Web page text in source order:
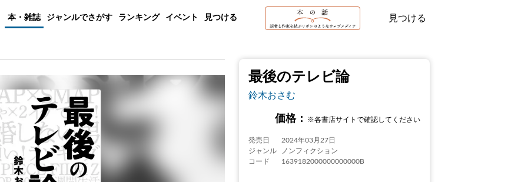
本・雑誌 ジャンルでさがす ランキング イベント 見つける 見つける
最後のテレビ論
鈴木おさむ
価格： ※各書店サイトで確認してください
発売日
2024年03月27日
ジャンル
ノンフィクション
コード
1639182000000000000B